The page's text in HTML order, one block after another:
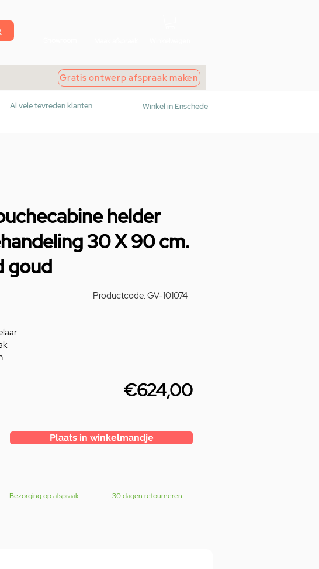
Gratis ontwerp afspraak maken
Al vele tevreden klanten Winkel in Enschede
helder
30 X 90 cm.
goud
Productcode: GV-101074
€624,00
Plaats in winkelmandje
Bezorging op afspraak 30 dagen retourneren